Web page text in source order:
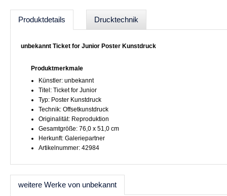
Produktdetails Drucktechnik
unbekannt Ticket for Junior Poster Kunstdruck
Produktmerkmale
Künstler: unbekannt
Titel: Ticket for Junior
Typ: Poster Kunstdruck
Technik: Offsetkunstdruck
Originalität: Reproduktion
Gesamtgröße: 76,0 x 51,0 cm
Herkunft: Galeriepartner
Artikelnummer: 42984
weitere Werke von unbekannt